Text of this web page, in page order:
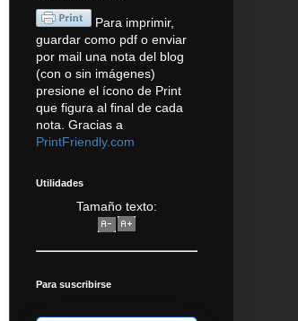
Para imprimir,
guardar como pdf o enviar
por mail una nota del blog
(con o sin imágenes)
presione el ícono de Print
que figura al final de cada
nota. Gracias a
PrintFriendly.com
Utilidades
Tamaño texto:
Para suscribirse